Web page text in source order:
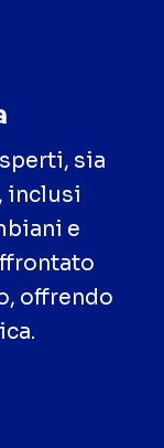
sia
inclusi
e
offrendo